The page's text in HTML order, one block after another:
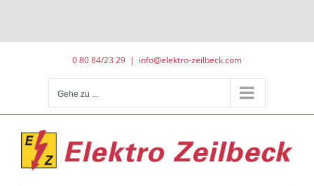
0 80 84/23 29 | info@elektro-zeilbeck.com
Gehe zu ...